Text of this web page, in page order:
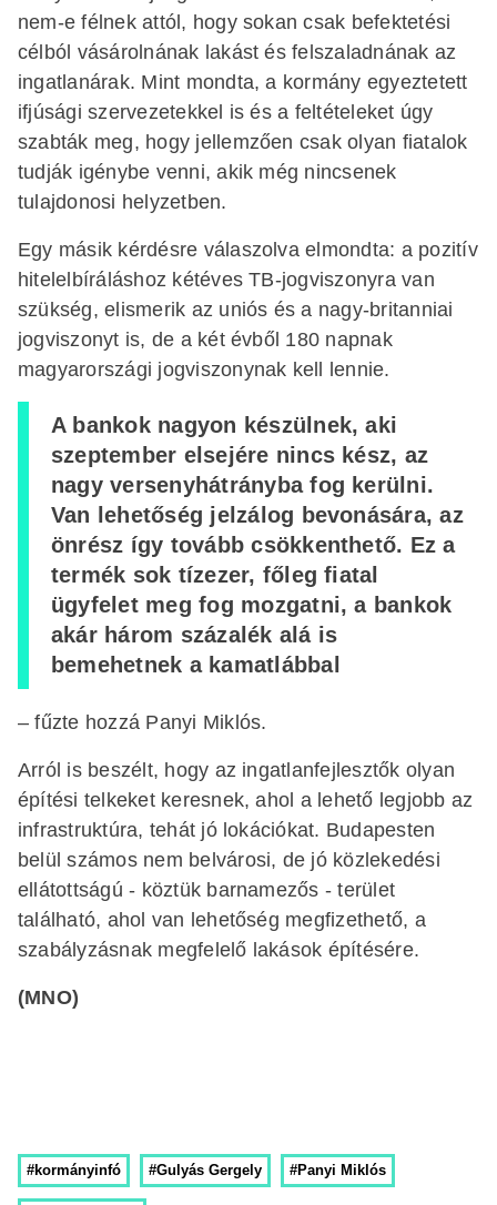
nem-e félnek attól, hogy sokan csak befektetési
célból vásárolnának lakást és felszaladnának az
ingatlanárak. Mint mondta, a kormány egyeztetett
ifjúsági szervezetekkel is és a feltételeket úgy
szabták meg, hogy jellemzően csak olyan fiatalok
tudják igénybe venni, akik még nincsenek
tulajdonosi helyzetben.
Egy másik kérdésre válaszolva elmondta: a pozitív
hitelelbíráláshoz kétéves TB-jogviszonyra van
szükség, elismerik az uniós és a nagy-britanniai
jogviszonyt is, de a két évből 180 napnak
magyarországi jogviszonynak kell lennie.
A bankok nagyon készülnek, aki
szeptember elsejére nincs kész, az
nagy versenyhátrányba fog kerülni.
Van lehetőség jelzálog bevonására, az
önrész így tovább csökkenthető. Ez a
termék sok tízezer, főleg fiatal
ügyfelet meg fog mozgatni, a bankok
akár három százalék alá is
bemehetnek a kamatlábbal
– fűzte hozzá Panyi Miklós.
Arról is beszélt, hogy az ingatlanfejlesztők olyan
építési telkeket keresnek, ahol a lehető legjobb az
infrastruktúra, tehát jó lokációkat. Budapesten
belül számos nem belvárosi, de jó közlekedési
ellátottságú - köztük barnamezős - terület
található, ahol van lehetőség megfizethető, a
szabályzásnak megfelelő lakások építésére.
(MNO)
#kormányinfó #Gulyás Gergely #Panyi Miklós